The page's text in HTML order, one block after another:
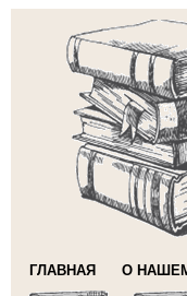
ГЛАВНАЯ О